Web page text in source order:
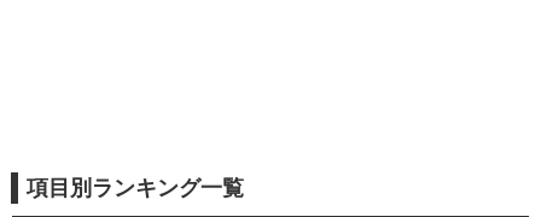
項目別ランキング一覧